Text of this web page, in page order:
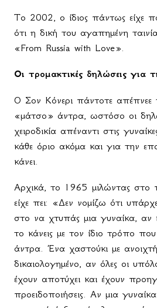
Το 2002, ο ίδιος πάντως είχε
ότι η δική του αγαπημένη
«From Russia with Love».
Οι τρομακτικές δηλώσεις για
Ο Σον Κόνερι πάντοτε απέπνεε
«μάτσο» άντρα, ωστόσο οι
χειροδικία απέναντι στις
κάθε όριο ακόμα και για την
κάνει.
Αρχικά, το 1965 μιλώντας στο
είχε πει: «Δεν νομίζω ότι
στο να χτυπάς μια γυναίκα, αν
το κάνεις με τον ίδιο τρόπο
άντρα. Ένα χαστούκι με
δικαιολογημένο, αν όλες οι
έχουν αποτύχει και έχουν
προειδοποιήσεις. Αν μια